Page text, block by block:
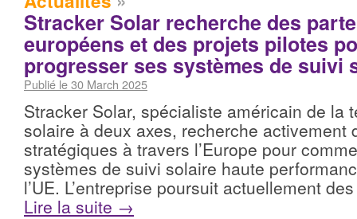
Stracker Solar recherche des
européens et des projets pilotes
progresser ses systèmes de suivi
Publié le 30 March 2025
Stracker Solar, spécialiste américain de la
solaire à deux axes, recherche activement
stratégiques à travers l’Europe pour
systèmes de suivi solaire haute
l’UE. L’entreprise poursuit actuellement
Lire la suite →